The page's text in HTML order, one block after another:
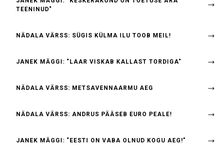
TEENINUD"
NÄDALA VÄRSS: SÜGIS KÜLMA ILU TOOB MEIL!
JANEK MÄGGI: "LAAR VISKAB KALLAST TORDIGA"
NÄDALA VÄRSS: METSAVENNAARMU AEG
NÄDALA VÄRSS: ANDRUS PÄÄSEB EURO PEALE!
JANEK MÄGGI: "EESTI ON VABA OLNUD KOGU AEG!"